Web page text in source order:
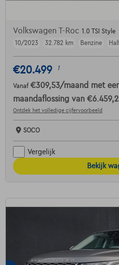
Volkswagen T-Roc 1.0 TSI Style
10/2023
32.782 km Benzine
€20.499 1
Vanaf €309,53/maand met
maandaflossing van
Ontdek het volledige cijfervoorbeeld
SOCO
Vergelijk
Bekijk